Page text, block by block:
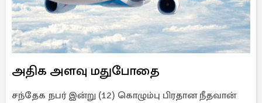
அதிக அளவு மதுபோதை
சந்தேக நபர் இன்று (12) கொழும்பு பிரதான நீதவான்